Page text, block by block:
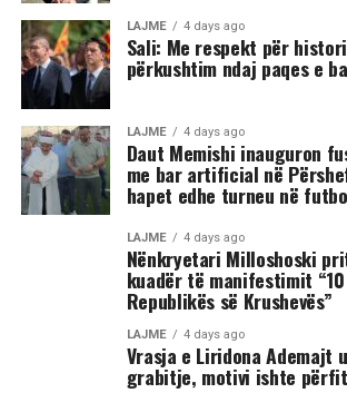
LAJME 4 days ago
Sali: Me respekt për
përkushtim ndaj paqes e
LAJME 4 days ago
Daut Memishi inauguron
me bar artificial në
hapet edhe turneu në
LAJME 4 days ago
Nënkryetari Milloshoski
kuadër të manifestimit
Republikës së Krushevës”
LAJME 4 days ago
Vrasja e Liridona Ademajt
grabitje, motivi ishte